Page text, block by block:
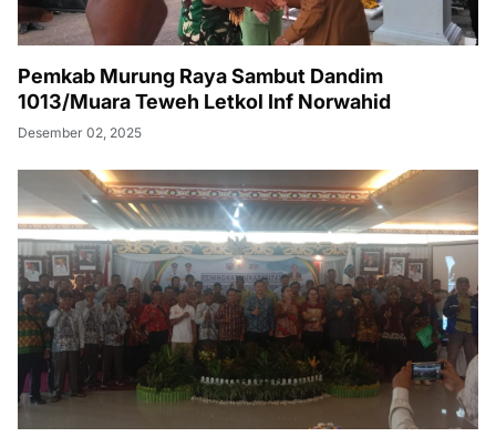
Pemkab Murung Raya Sambut Dandim
1013/Muara Teweh Letkol Inf Norwahid
Desember 02, 2025